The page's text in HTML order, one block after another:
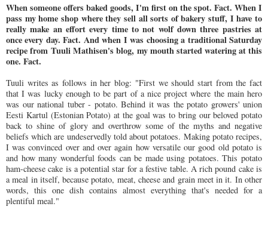
When someone offers baked goods, I'm first on the spot. Fact. When I
pass my home shop where they sell all sorts of bakery stuff, I have to
really make an effort every time to not wolf down three pastries at
once every day. Fact. And when I was choosing a traditional Saturday
recipe fromTuuli Mathisen's blog, my mouth started watering at this
one. Fact.
Tuuli writes as follows in her blog: "First we should start from the fact
that I was lucky enough to be part of a nice project where the main hero
was our national tuber - potato. Behind it was the potato growers' union
Eesti Kartul (Estonian Potato) at the goal was to bring our beloved potato
back to shine of glory and overthrow some of the myths and negative
beliefs which are undeservedly told about potatoes. Making potato recipes,
I was convinced over and over again how versatile our good old potato is
and how many wonderful foods can be made using potatoes. This potato
ham-cheese cake is a potential star for a festive table. A rich pound cake is
a meal in itself, because potato, meat, cheese and grain meet in it. In other
words, this one dish contains almost everything that's needed for a
plentiful meal."